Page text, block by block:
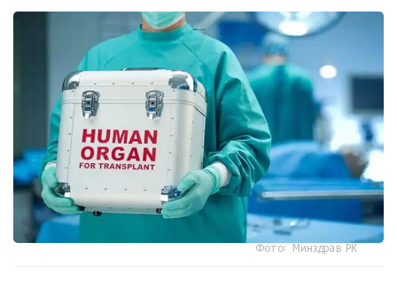
Фото: Минздрав РК